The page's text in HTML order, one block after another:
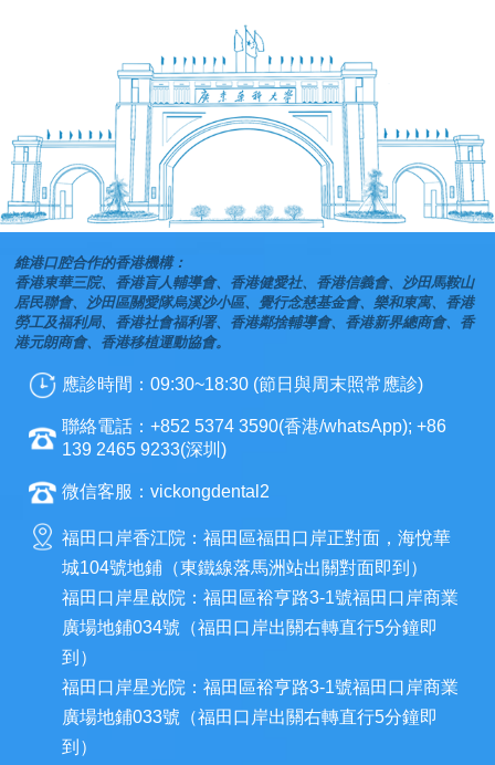
維港口腔合作的香港機構：
香港東華三院、香港盲人輔導會、香港健愛社、香港信義會、沙田馬鞍山
居民聯會、沙田區關愛隊烏溪沙小區、覺行念慈基金會、樂和東寓、香港
勞工及福利局、香港社會福利署、香港鄰捨輔導會、香港新界總商會、香
港元朗商會、香港移植運動協會。
應診時間：09:30~18:30 (節日與周末照常應診)
聯絡電話：+852 5374 3590(香港/whatsApp); +86
139 2465 9233(深圳)
微信客服：vickongdental2
福田口岸香江院：福田區福田口岸正對面，海悅華
城104號地鋪（東鐵線落馬洲站出關對面即到）
福田口岸星啟院：福田區裕亨路3-1號福田口岸商業
廣場地鋪034號（福田口岸出關右轉直行5分鐘即
到）
福田口岸星光院：福田區裕亨路3-1號福田口岸商業
廣場地鋪033號（福田口岸出關右轉直行5分鐘即
到）